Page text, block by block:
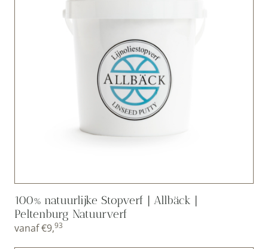
100% natuurlijke Stopverf | Allbäck |
Peltenburg Natuurverf
vanaf€9,93